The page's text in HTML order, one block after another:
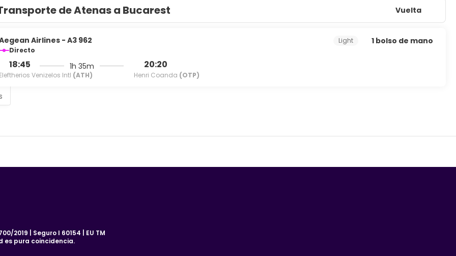
de Atenas a Bucarest Vuelta
Airlines - A3 962
Directo
18:45
Eleftherios Venizelos Intl (ATH)
1h 35m 20:20
Henri Coanda (OTP)
Light 1 bolso de mano
2019 | Seguro I 60154 | EU TM
es pura coincidencia.